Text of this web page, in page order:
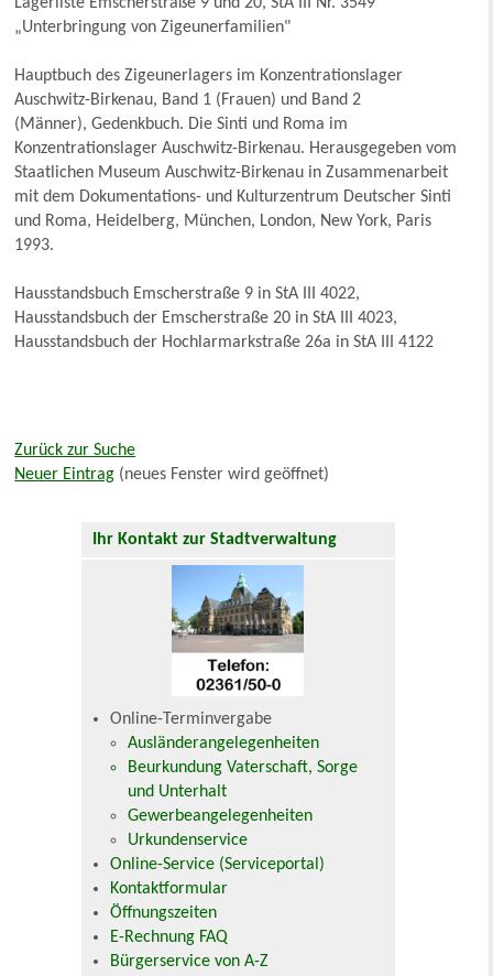
„Unterbringung von Zigeunerfamilien"
Hauptbuch des Zigeunerlagers im Konzentrationslager
Auschwitz-Birkenau, Band 1 (Frauen) und Band 2
(Männer), Gedenkbuch. Die Sinti und Roma im
Konzentrationslager Auschwitz-Birkenau. Herausgegeben vom
Staatlichen Museum Auschwitz-Birkenau in Zusammenarbeit
mit dem Dokumentations- und Kulturzentrum Deutscher Sinti
und Roma, Heidelberg, München, London, New York, Paris
1993.
Hausstandsbuch Emscherstraße 9 in StA III 4022,
Hausstandsbuch der Emscherstraße 20 in StA III 4023,
Hausstandsbuch der Hochlarmarkstraße 26a in StA III 4122
Zurück zur Suche
Neuer Eintrag (neues Fenster wird geöffnet)
Ihr Kontakt zur Stadtverwaltung
Online-Terminvergabe
Ausländerangelegenheiten
Beurkundung Vaterschaft, Sorge
und Unterhalt
Gewerbeangelegenheiten
Urkundenservice
Online-Service (Serviceportal)
Kontaktformular
Öffnungszeiten
E-Rechnung FAQ
Bürgerservice von A-Z